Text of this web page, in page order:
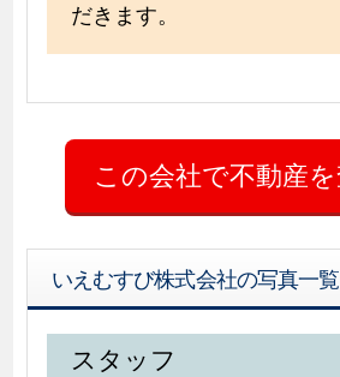
だきます。
いえむすび株式会社の写真一覧
スタッフ